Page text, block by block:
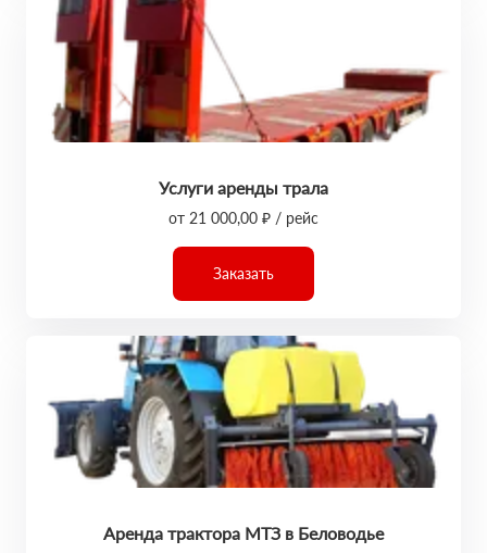
Услуги аренды трала
от 21 000,00 ₽ / рейс
Заказать
Аренда трактора МТЗ в Беловодье